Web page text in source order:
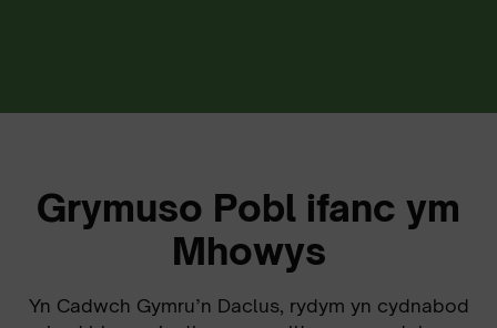
Grymuso Pobl ifanc ym
Mhowys
Yn Cadwch Gymru’n Daclus, rydym yn cydnabod